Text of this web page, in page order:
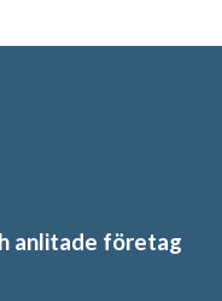
anlitade företag